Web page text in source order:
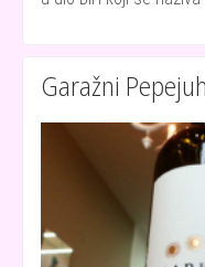
Garažni